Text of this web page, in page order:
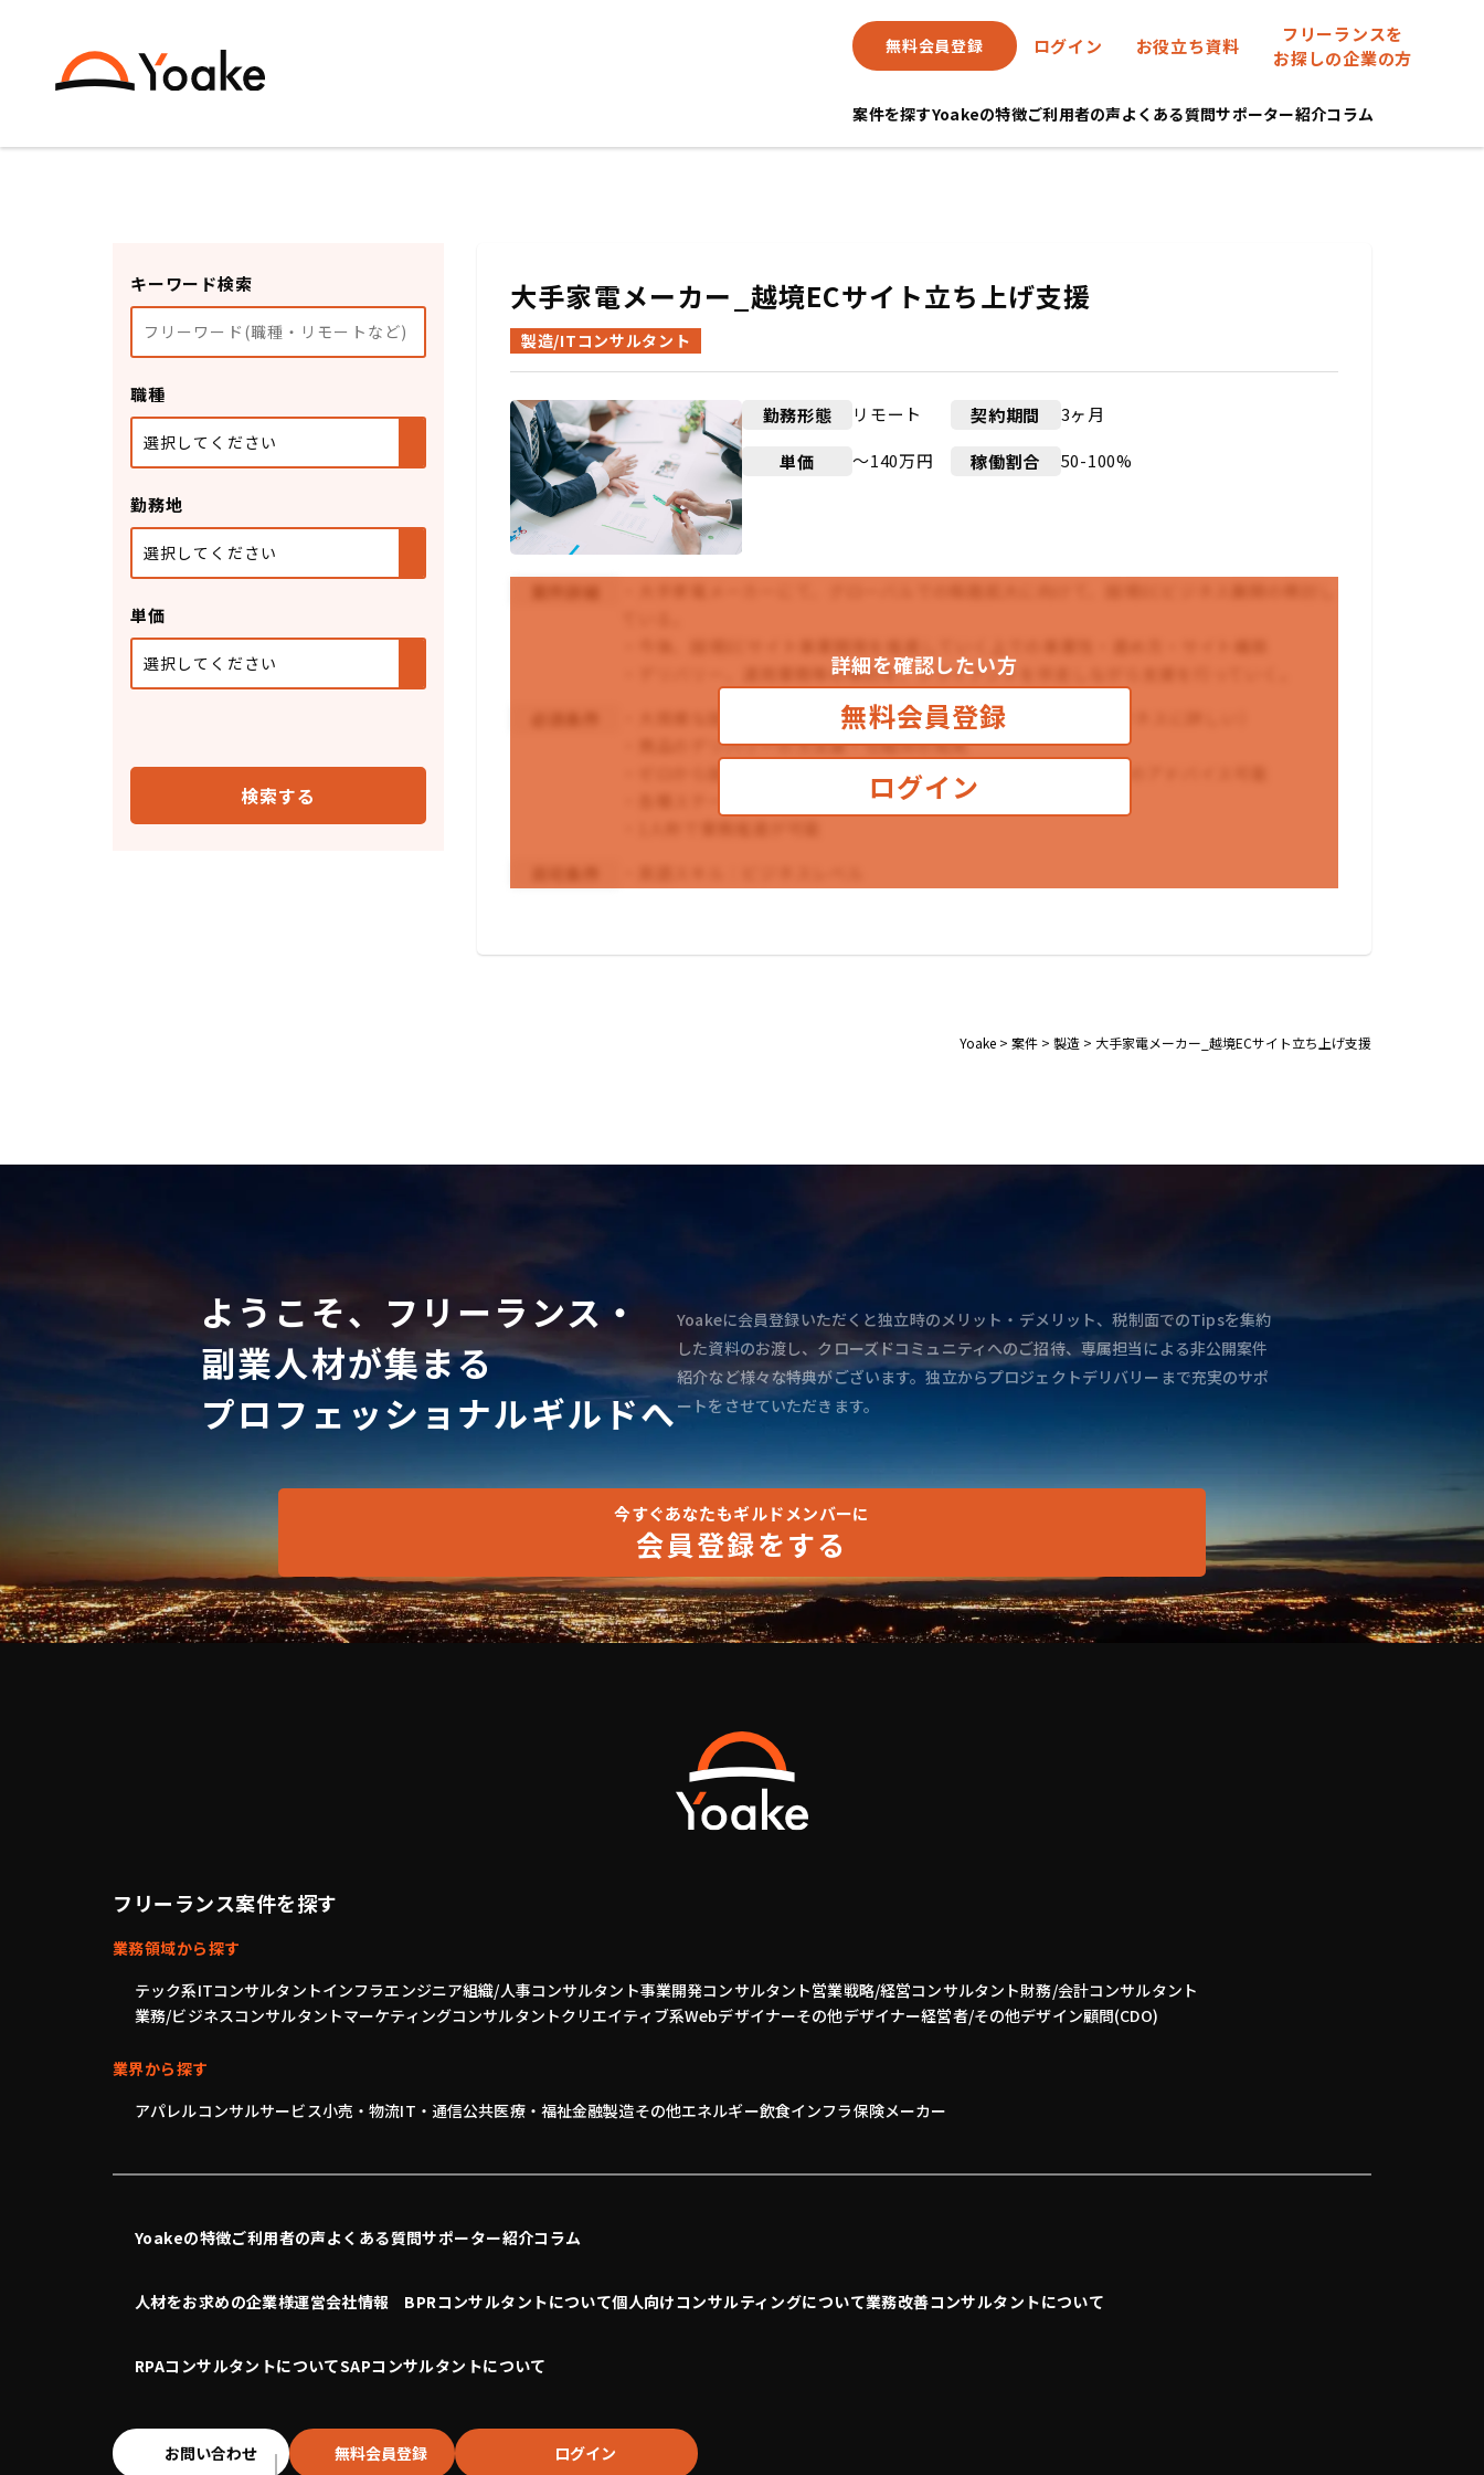
無料会員登録 ログイン お役立ち資料
フリーランスを
お探しの企業の方
案件を探すYoakeの特徴ご利用者の声よくある質問サポーター紹介コラム
キーワード検索
職種
選択してください
勤務地
選択してください
単価
選択してください
大手家電メーカー_越境ECサイト立ち上げ支援
製造/ITコンサルタント
勤務形態 リモート 契約期間 3ヶ月
単価 〜140万円 稼働割合 50-100%
・デリバリー、運用業務等の検討を、クライアントを伴走しながら支援を行っていく。
・大規模な越境ECサイト構築支援or構築・運用経験（越境ECビジネスに詳しい）
・商品のデリバリーの方法論・仕組みの知見
・ゼロから越境ECサイト立ち上げ時の効率的なやり方・懸念点等のアドバイス可能
・各種ステークホルダーとの交渉経験
詳細を確認したい方
無料会員登録
ログイン
Yoake > 案件 > 製造 > 大手家電メーカー_越境ECサイト立ち上げ支援
ようこそ、フリーランス・
副業人材が集まる
プロフェッショナルギルドへ
Yoakeに会員登録いただくと独立時のメリット・デメリット、税制面でのTipsを集約
した資料のお渡し、クローズドコミュニティへのご招待、専属担当による非公開案件
紹介など様々な特典がございます。独立からプロジェクトデリバリーまで充実のサポ
ートをさせていただきます。
今すぐあなたもギルドメンバーに
会員登録をする
フリーランス案件を探す
業務領域から探す
テック系ITコンサルタントインフラエンジニア組織/人事コンサルタント事業開発コンサルタント営業戦略/経営コンサルタント財務/会計コンサルタント
業務/ビジネスコンサルタントマーケティングコンサルタントクリエイティブ系Webデザイナーその他デザイナー経営者/その他デザイン顧問(CDO)
業界から探す
アパレルコンサルサービス小売・物流IT・通信公共医療・福祉金融製造その他エネルギー飲食インフラ保険メーカー
Yoakeの特徴ご利用者の声よくある質問サポーター紹介コラム
人材をお求めの企業様運営会社情報 BPRコンサルタントについて個人向けコンサルティングについて業務改善コンサルタントについて
RPAコンサルタントについてSAPコンサルタントについて
お問い合わせ 無料会員登録 ログイン